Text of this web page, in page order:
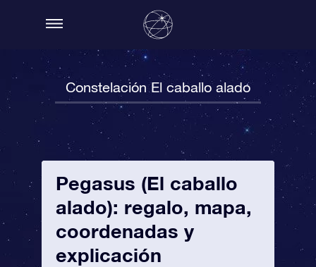
Constelación El caballo alado
Pegasus (El caballo
alado): regalo, mapa,
coordenadas y
explicación